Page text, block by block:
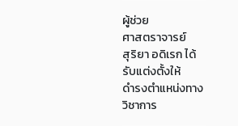
ผู้ช่วย
ศาสตราจารย์
สุริยา อดิเรก ได้
รับแต่งตั้งให้
ดำรงตำแหน่งทาง
วิชาการ